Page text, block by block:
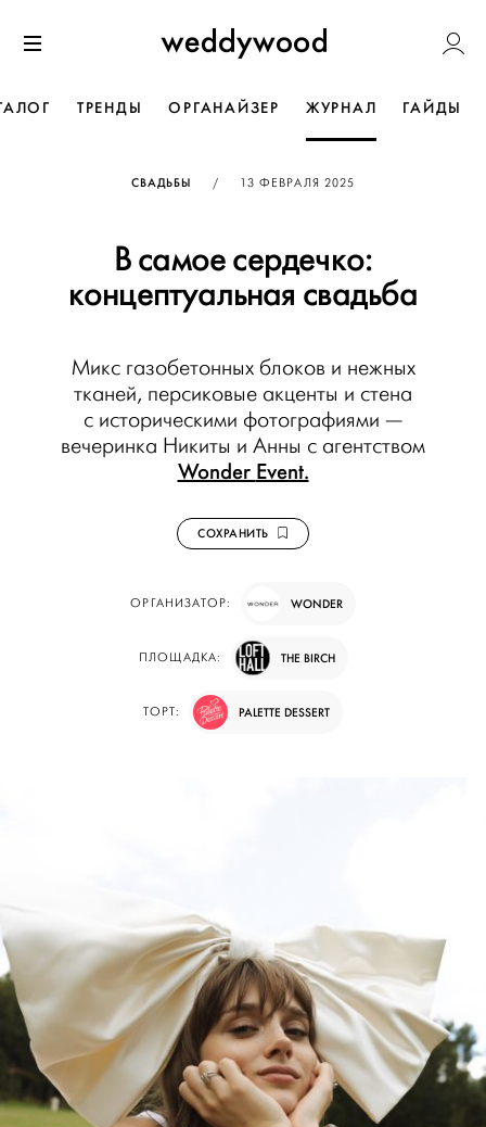
к содержанию
Weddywood
ТРЕНДЫ ОРГАНАЙЗЕР ЖУРНАЛ ГАЙДЫ
СВАДЬБЫ / ОПУБЛИКОВАНО
13 ФЕВРАЛЯ 2025
В самое сердечко:
концептуальная свадьба
Микс газобетонных блоков и нежных
тканей, персиковые акценты и стена
с историческими фотографиями —
вечеринка Никиты и Анны с агентством
Wonder Event.
СОХРАНИТЬ
ОРГАНИЗАТОР: WONDER
ПЛОЩАДКА: THE BIRCH
ТОРТ: PALETTE DESSERT